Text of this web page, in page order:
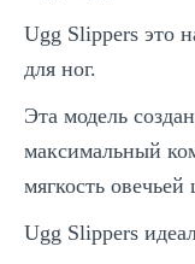
Ugg Slippers это
для ног.
Эта модель
максимальный
мягкость овечьей
Ugg Slippers